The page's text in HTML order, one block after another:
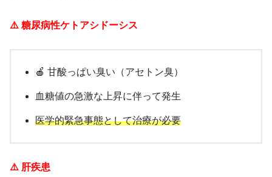
⚠️ 糖尿病性ケトアシドーシス
🍎 甘酸っぱい臭い（アセトン臭）
血糖値の急激な上昇に伴って発生
医学的緊急事態として治療が必要
⚠️ 肝疾患